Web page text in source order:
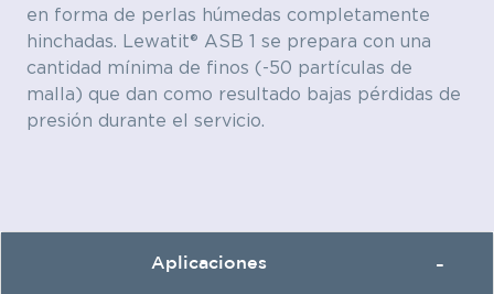
en forma de perlas húmedas completamente
hinchadas. Lewatit® ASB 1 se prepara con una
cantidad mínima de finos (-50 partículas de
malla) que dan como resultado bajas pérdidas de
presión durante el servicio.
Aplicaciones